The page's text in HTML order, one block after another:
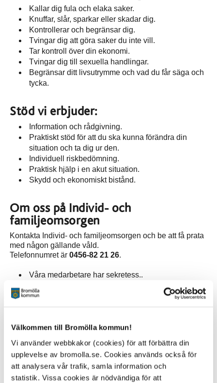
Välkommen till Bromölla kommun!
Vi använder webbkakor (cookies) för att förbättra din
upplevelse av bromolla.se. Cookies används också för
att analysera vår trafik, samla information och
statistik. Vissa cookies är nödvändiga för att
Kallar dig fula och elaka saker.
Knuffar, slår, sparkar eller skadar dig.
Kontrollerar och begränsar dig.
Tvingar dig att göra saker du inte vill.
Tar kontroll över din ekonomi.
Tvingar dig till sexuella handlingar.
Begränsar ditt livsutrymme och vad du får säga och
tycka.
Stöd vi erbjuder:
Information och rådgivning.
Praktiskt stöd för att du ska kunna förändra din
situation och ta dig ur den.
Individuell riskbedömning.
Praktisk hjälp i en akut situation.
Skydd och ekonomiskt bistånd.
Om oss på Individ- och
familjeomsorgen
Kontakta Individ- och familjeomsorgen och be att få prata
med någon gällande våld.
Telefonnumret är 0456-82 21 26.
Våra medarbetare har sekretess..
Våra tjänster är kostnadsfria.
Efter kontorstid, kontakta
Sociala jouren
Telefonnumret är:040-676 90 58
Andra viktiga telefonnummer
Akutmottagningen CSK Kristianstad: 044-309 10 00